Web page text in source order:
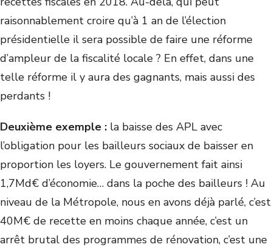
raisonnablement croire qu’à 1 an de l’élection
présidentielle il sera possible de faire une réforme
d’ampleur de la fiscalité locale ? En effet, dans une
telle réforme il y aura des gagnants, mais aussi des
perdants !
Deuxième exemple : la baisse des APL avec
l’obligation pour les bailleurs sociaux de baisser en
proportion les loyers. Le gouvernement fait ainsi
1,7Md€ d’économie… dans la poche des bailleurs ! Au
niveau de la Métropole, nous en avons déjà parlé, c’est
40M€ de recette en moins chaque année, c’est un
arrêt brutal des programmes de rénovation, c’est une